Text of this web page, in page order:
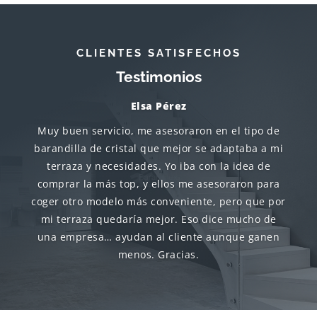
CLIENTES SATISFECHOS
Testimonios
Elsa Pérez
Muy buen servicio, me asesoraron en el tipo de
barandilla de cristal que mejor se adaptaba a mi
terraza y necesidades. Yo iba con la idea de
comprar la más top, y ellos me asesoraron para
coger otro modelo más conveniente, pero que por
mi terraza quedaría mejor. Eso dice mucho de
una empresa… ayudan al cliente aunque ganen
menos. Gracias.